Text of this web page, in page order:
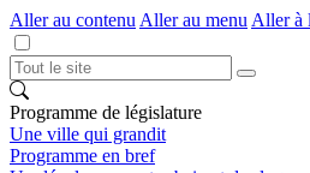
Aller au contenu Aller au menu Aller à
Programme de législature
Une ville qui grandit
Programme en bref